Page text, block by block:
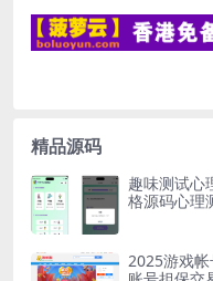
精品源码
趣味测试心
格源码心理
2025游戏